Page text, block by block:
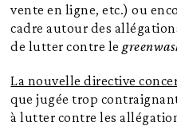
vente en ligne, etc.) ou
cadre autour des
de lutter contre le
La nouvelle directive
que jugée trop
à lutter contre les